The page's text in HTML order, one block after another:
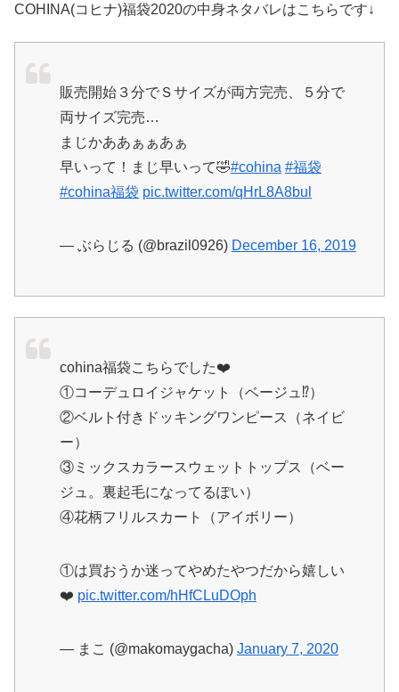
COHINA(コヒナ)福袋2020の中身ネタバレはこちらです↓
販売開始３分でＳサイズが両方完売、５分で
両サイズ完売…
まじかああぁぁあぁ
早いって！まじ早いって🤣#cohina #福袋
#cohina福袋 pic.twitter.com/qHrL8A8bul
— ぶらじる (@brazil0926) December 16, 2019
cohina福袋こちらでした❤️
①コーデュロイジャケット（ベージュ⁉︎）
②ベルト付きドッキングワンピース（ネイビ
ー）
③ミックスカラースウェットトップス（ベー
ジュ。裏起毛になってるぽい）
④花柄フリルスカート（アイボリー）
①は買おうか迷ってやめたやつだから嬉しい
❤️ pic.twitter.com/hHfCLuDOph
— まこ (@makomaygacha) January 7, 2020